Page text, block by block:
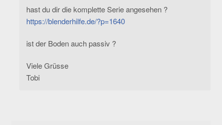
hast du dir die komplette Serie angesehen ?
https://blenderhilfe.de/?p=1640
ist der Boden auch passiv ?
Viele Grüsse
Tobi